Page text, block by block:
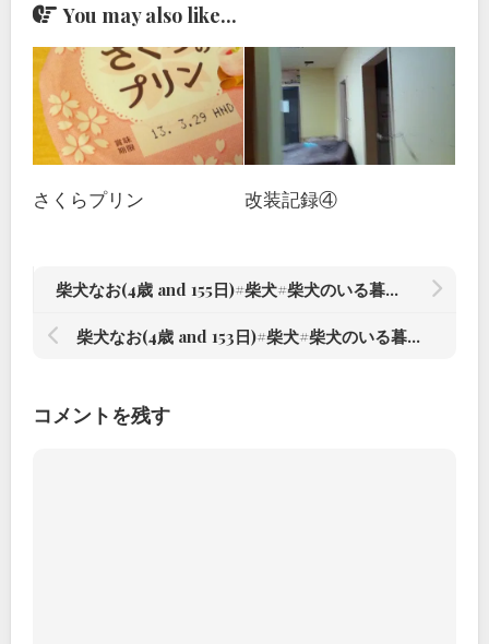
You may also like...
さくらプリン 改装記録④
柴犬なお(4歳 and 155日)#柴犬#柴犬のいる暮らし #赤根川辰巳荘出身 – from Instagram
柴犬なお(4歳 and 153日)#柴犬#柴犬のいる暮らし #赤根川辰巳荘出身 – from Instagram
コメントを残す